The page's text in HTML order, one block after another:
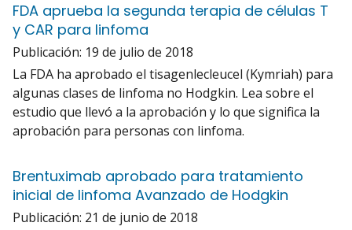
FDA aprueba la segunda terapia de células T
y CAR para linfoma
Publicación: 19 de julio de 2018
La FDA ha aprobado el tisagenlecleucel (Kymriah) para
algunas clases de linfoma no Hodgkin. Lea sobre el
estudio que llevó a la aprobación y lo que significa la
aprobación para personas con linfoma.
Brentuximab aprobado para tratamiento
inicial de linfoma Avanzado de Hodgkin
Publicación: 21 de junio de 2018